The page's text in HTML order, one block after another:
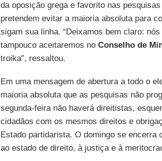
da oposição grega e favorito nas
pretendem evitar a maioria absoluta para
sigam sua linha. “Deixamos bem claro:
tampouco aceitaremos no Conselho de
troika”, ressaltou.
Em uma mensagem de abertura a todo o
maioria absoluta que as pesquisas não
segunda-feira não haverá direitistas,
cidadãos com os mesmos direitos e
Estado partidarista. O domingo se
ao estado de direito, à justiça e à